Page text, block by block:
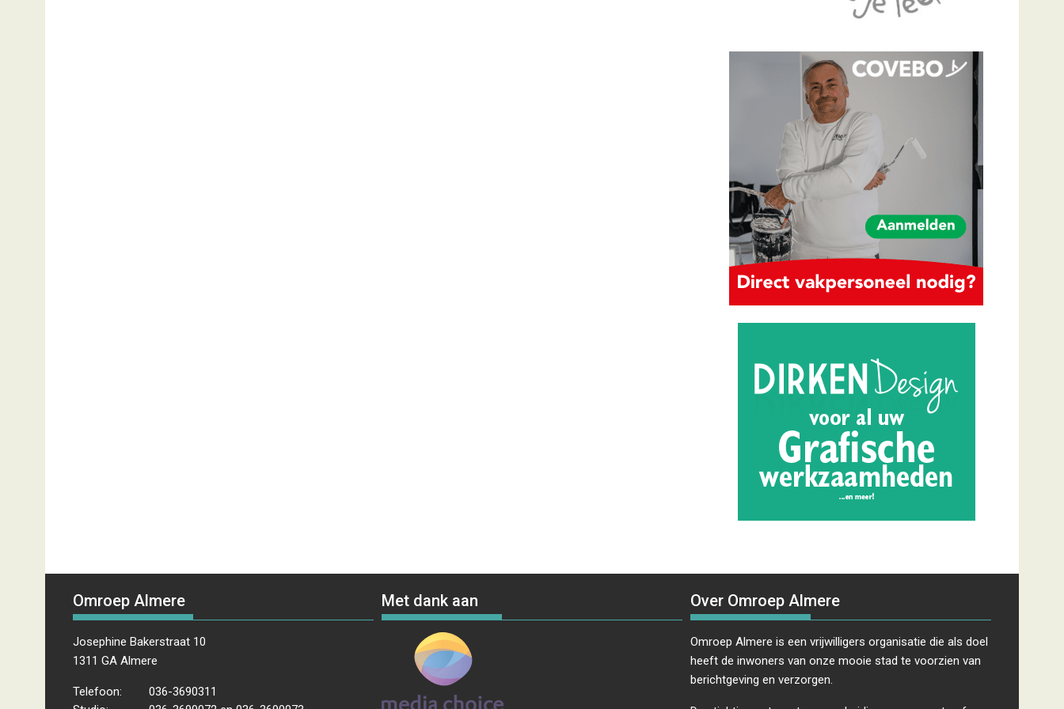
Omroep Almere
Josephine Bakerstraat 10
1311 GA Almere
Telefoon:
036-3690311
Met dank aan Over Omroep Almere
Omroep Almere is een vrijwilligers organisatie die als doel
heeft de inwoners van onze mooie stad te voorzien van
berichtgeving en verzorgen.